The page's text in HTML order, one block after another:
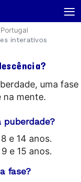
≡
interativos
uma fase
na mente.
puberdade?
e 14 anos.
e 15 anos.
fase?